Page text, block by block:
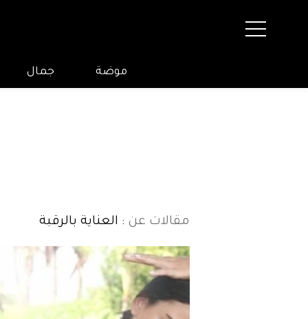
موضة جمال
مقالات عن : العناية بالرقبة